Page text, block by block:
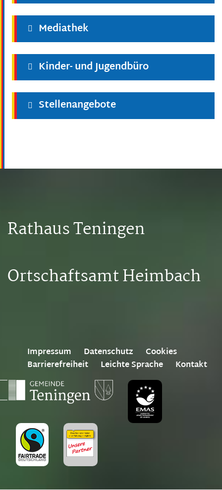
Mediathek
Kinder- und Jugendbüro
Stellenangebote
Rathaus Teningen
Ortschaftsamt Heimbach
Impressum Datenschutz
Cookies
Barrierefreiheit
Leichte Sprache Kontakt